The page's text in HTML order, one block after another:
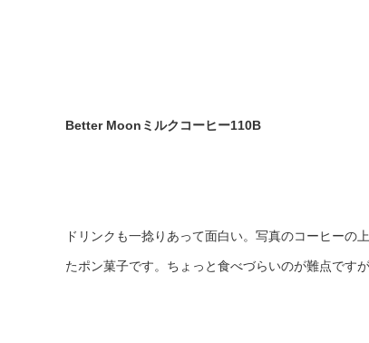
Better Moonミルクコーヒー110B
ドリンクも一捻りあって面白い。写真のコーヒーの
たポン菓子です。ちょっと食べづらいのが難点です